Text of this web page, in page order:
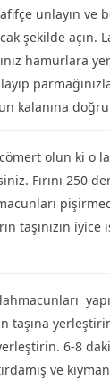
unlayın ve
şekilde açın.
hamurlara
kalanına doğru
olun ki o
Fırını 250
taşınızın iyice
lahmacunları
taşına
6-8
ve